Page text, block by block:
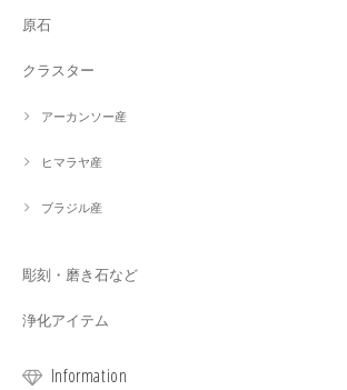
原石
クラスター
アーカンソー産
ヒマラヤ産
ブラジル産
彫刻・磨き石など
浄化アイテム
Information